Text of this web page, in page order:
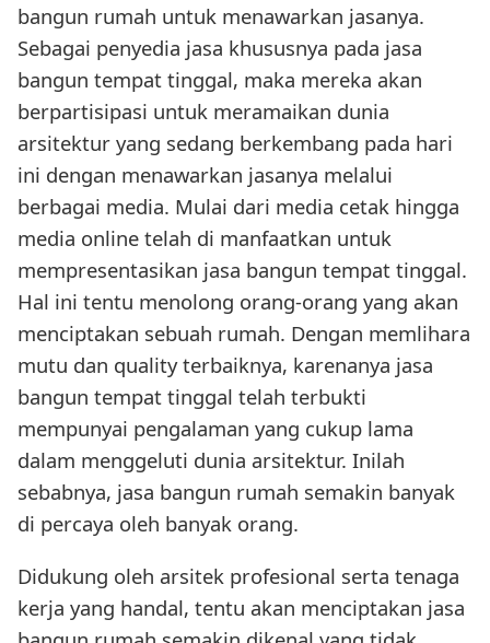
bangun rumah untuk menawarkan jasanya.
Sebagai penyedia jasa khususnya pada jasa
bangun tempat tinggal, maka mereka akan
berpartisipasi untuk meramaikan dunia
arsitektur yang sedang berkembang pada hari
ini dengan menawarkan jasanya melalui
berbagai media. Mulai dari media cetak hingga
media online telah di manfaatkan untuk
mempresentasikan jasa bangun tempat tinggal.
Hal ini tentu menolong orang-orang yang akan
menciptakan sebuah rumah. Dengan memlihara
mutu dan quality terbaiknya, karenanya jasa
bangun tempat tinggal telah terbukti
mempunyai pengalaman yang cukup lama
dalam menggeluti dunia arsitektur. Inilah
sebabnya, jasa bangun rumah semakin banyak
di percaya oleh banyak orang.
Didukung oleh arsitek profesional serta tenaga
kerja yang handal, tentu akan menciptakan jasa